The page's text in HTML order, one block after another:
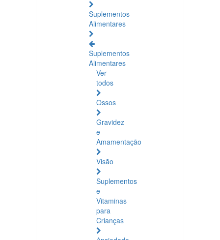
Suplementos
Alimentares
Suplementos
Alimentares
Ver
todos
Ossos
Gravidez
e
Amamentação
Visão
Suplementos
e
Vitaminas
para
Crianças